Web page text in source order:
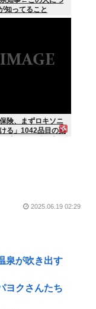
知ってること
険、まずロキソニ
る」1042品目の薬
2025.06.19 02:29
泉が吹き出す
ヨクさんたち